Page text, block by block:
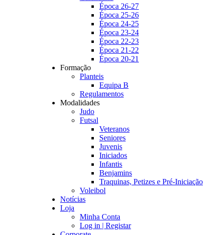
Época 26-27
Época 25-26
Época 24-25
Época 23-24
Época 22-23
Época 21-22
Época 20-21
Formação
Planteis
Equipa B
Regulamentos
Modalidades
Judo
Futsal
Veteranos
Seniores
Juvenis
Iniciados
Infantis
Benjamins
Traquinas, Petizes e Pré-Iniciação
Voleibol
Notícias
Loja
Minha Conta
Log in | Registar